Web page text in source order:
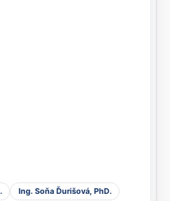
Ing. Soňa Ďurišová, PhD.